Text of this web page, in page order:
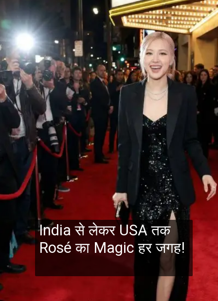
India से लेकर USA तक
Rosé का Magic हर जगह!